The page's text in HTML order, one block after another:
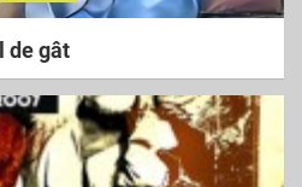
de gât